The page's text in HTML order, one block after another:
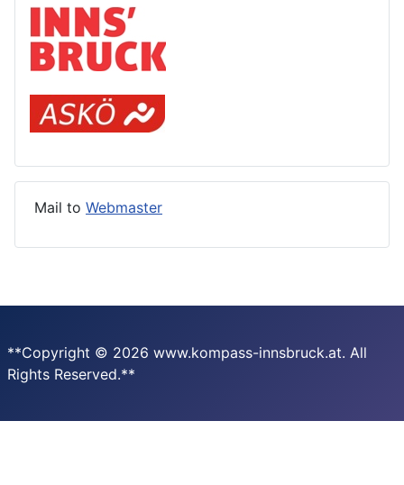
Mail to Webmaster
**Copyright © 2026 www.kompass-innsbruck.at. All
Rights Reserved.**